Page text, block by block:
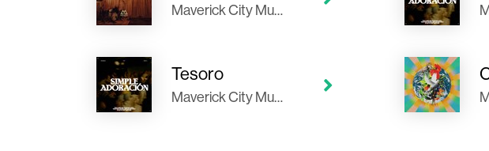
Maverick City Musica
Tesoro
Maverick City Musica